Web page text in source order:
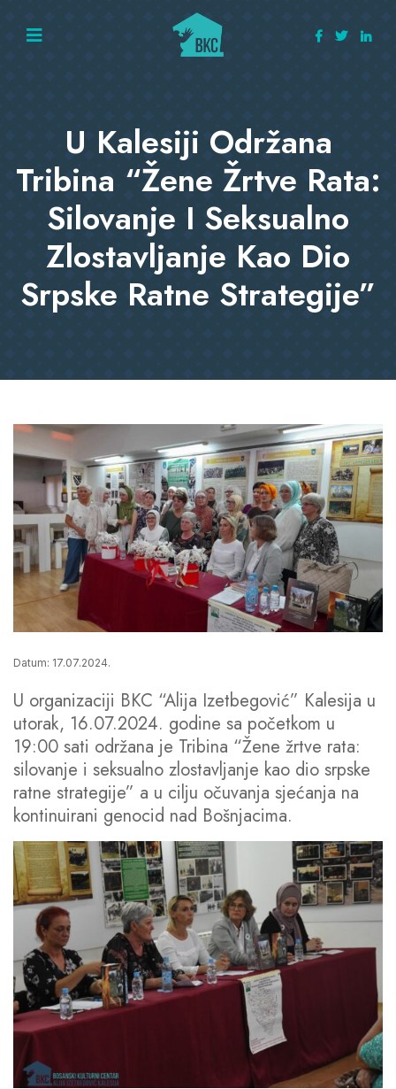
U Kalesiji Održana
Tribina “Žene Žrtve Rata:
Silovanje I Seksualno
Zlostavljanje Kao Dio
Srpske Ratne Strategije”
Datum: 17.07.2024.
U organizaciji BKC “Alija Izetbegović” Kalesija u
utorak, 16.07.2024. godine sa početkom u
19:00 sati održana je Tribina “Žene žrtve rata:
silovanje i seksualno zlostavljanje kao dio srpske
ratne strategije” a u cilju očuvanja sjećanja na
kontinuirani genocid nad Bošnjacima.